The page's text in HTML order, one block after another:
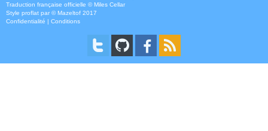
Traduction française officielle ©Miles Cellar
Style proflat par ©Mazeltof 2017
Confidentialité | Conditions